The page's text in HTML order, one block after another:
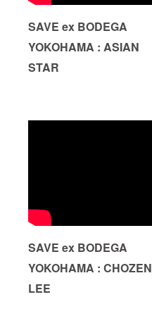
SAVE ex BODEGA
YOKOHAMA : ASIAN
STAR
SAVE ex BODEGA
YOKOHAMA : CHOZEN
LEE